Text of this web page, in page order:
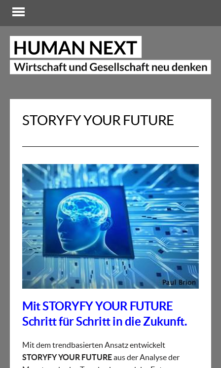
STORYFY YOUR FUTURE
Mit STORYFY YOUR FUTURE
Schritt für Schritt in die Zukunft.
Mit dem trendbasierten Ansatz entwickelt
STORYFY YOUR FUTUREaus der Analyse der